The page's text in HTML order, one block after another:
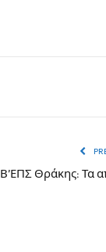
Β’ΕΠΣ Θράκης: Τα